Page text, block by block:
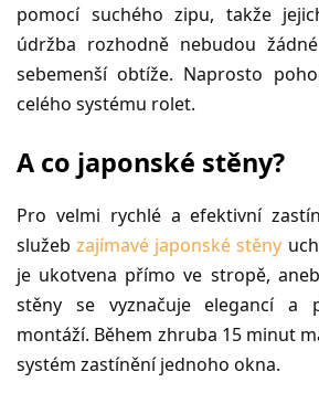
pomocí suchého zipu, takže
údržba rozhodně nebudou
sebemenší obtíže. Naprosto
celého systému rolet.
A co japonské stěny?
Pro velmi rychlé a efektivní
služebzajímavé japonské stěny
je ukotvena přímo ve stropě,
stěny se vyznačuje elegancí a
montáží. Během zhruba 15 minut
systém zastínění jednoho okna.